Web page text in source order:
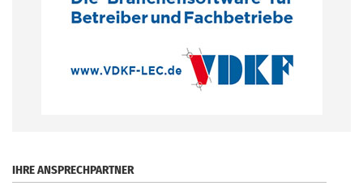
IHRE ANSPRECHPARTNER